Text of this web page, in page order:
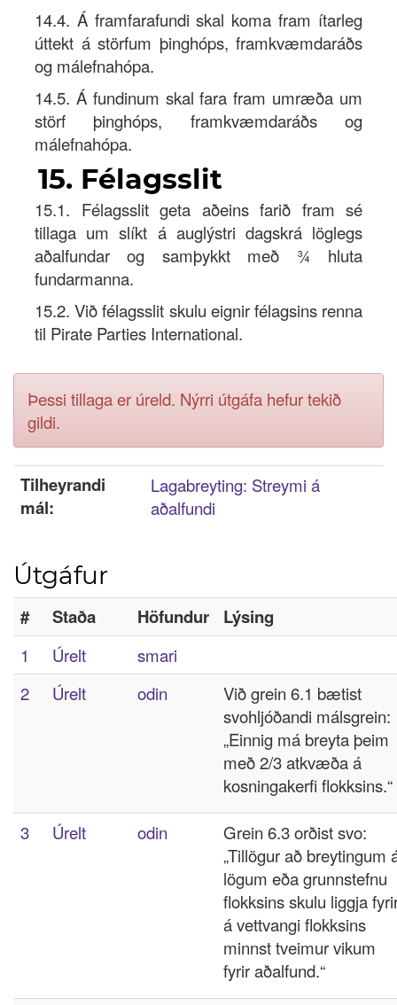
14.4. Á framfarafundi skal koma fram ítarleg
úttekt á störfum þinghóps, framkvæmdaráðs
og málefnahópa.
14.5. Á fundinum skal fara fram umræða um
störf þinghóps, framkvæmdaráðs og
málefnahópa.
15. Félagsslit
15.1. Félagsslit geta aðeins farið fram sé
tillaga um slíkt á auglýstri dagskrá löglegs
aðalfundar og samþykkt með ¾ hluta
fundarmanna.
15.2. Við félagsslit skulu eignir félagsins renna
til Pirate Parties International.
Þessi tillaga er úreld. Nýrri útgáfa hefur tekið
gildi.
Tilheyrandi
mál:
Lagabreyting: Streymi á
aðalfundi
Útgáfur
# Staða Höfundur Lýsing
1 Úrelt
smari
2
Úrelt odin
Við grein 6.1 bætist
svohljóðandi málsgrein:
„Einnig má breyta þeim
með 2/3 atkvæða á
kosningakerfi flokksins.“
3 Úrelt odin
Grein 6.3 orðist svo:
„Tillögur að breytingum
lögum eða grunnstefnu
flokksins skulu liggja
á vettvangi flokksins
minnst tveimur vikum
fyrir aðalfund.“